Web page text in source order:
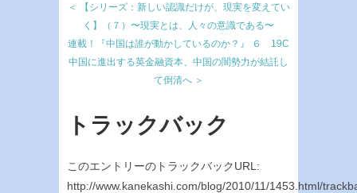
＜ 【シリーズ：新しい認識だけが、現実を変えてい
く】（７）〜現実とは、人々の意識である〜
連載！『中国は誰が動かしているのか？』 ６ 19C
中国に進出する英金融資本、中国の闇勢力が結託し
て倒清へ ＞
トラックバック
このエントリーのトラックバックURL:
http://www.kanekashi.com/blog/2010/11/1453.html/